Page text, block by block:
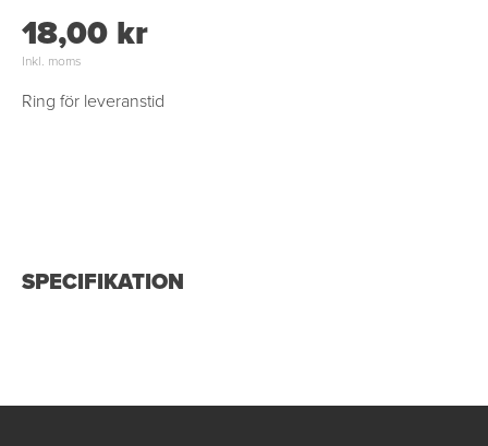
18,00 kr
Inkl. moms
Ring för leveranstid
SPECIFIKATION